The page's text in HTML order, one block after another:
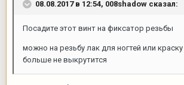
08.08.2017 в 12:54, 008shadow сказал:
Посадите этот винт на фиксатор резьбы
можно на резьбу лак для ногтей или
больше не выкрутится